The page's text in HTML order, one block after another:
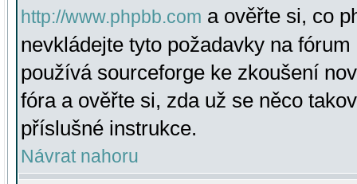
http://www.phpbb.com a ověřte si, co
nevkládejte tyto požadavky na
používá sourceforge ke zkoušení
fóra a ověřte si, zda už se něco
příslušné instrukce.
Návrat nahoru